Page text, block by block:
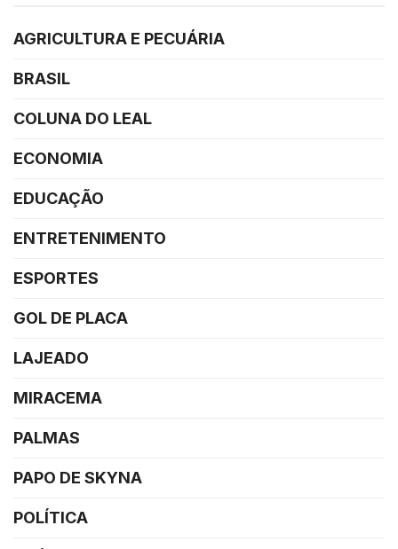
AGRICULTURA E PECUÁRIA
BRASIL
COLUNA DO LEAL
ECONOMIA
EDUCAÇÃO
ENTRETENIMENTO
ESPORTES
GOL DE PLACA
LAJEADO
MIRACEMA
PALMAS
PAPO DE SKYNA
POLÍTICA